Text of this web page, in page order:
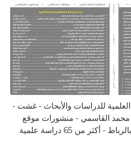
العلمية للدراسات والأبحاث - غشت -
ذ محمد القاسمي - منشورات موقع
من 65 دراسة علمية